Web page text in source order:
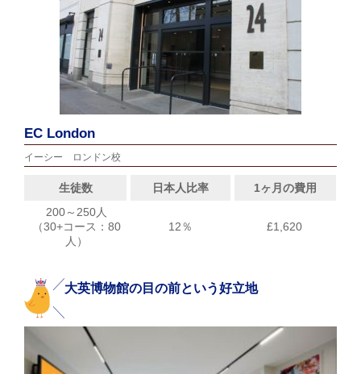
EC London
イーシー ロンドン校
生徒数 日本人比率
1ヶ月の費用
200～250人
（30+コース：80
人）
12％ £1,620
大英博物館の目の前という好立地